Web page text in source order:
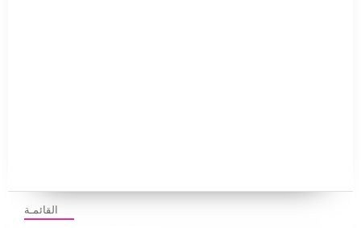
القائمـة